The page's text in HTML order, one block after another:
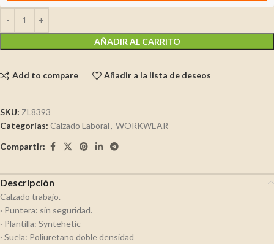
AÑADIR AL CARRITO
Add to compare Añadir a la lista de deseos
SKU: ZL8393
Categorías: Calzado Laboral, WORKWEAR
Compartir:
Descripción
Calzado trabajo.
· Puntera: sin seguridad.
· Plantilla: Syntehetic
· Suela: Poliuretano doble densidad